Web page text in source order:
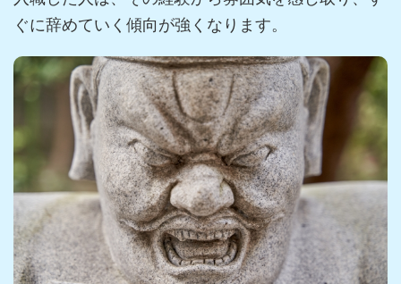
ぐに辞めていく傾向が強くなります。